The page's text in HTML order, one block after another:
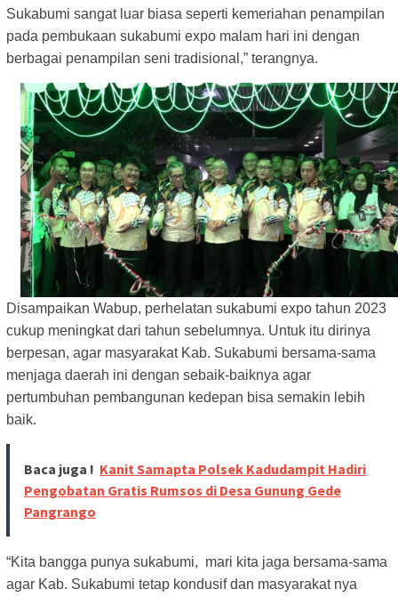
Sukabumi sangat luar biasa seperti kemeriahan penampilan
pada pembukaan sukabumi expo malam hari ini dengan
berbagai penampilan seni tradisional,” terangnya.
Disampaikan Wabup, perhelatan sukabumi expo tahun 2023
cukup meningkat dari tahun sebelumnya. Untuk itu dirinya
berpesan, agar masyarakat Kab. Sukabumi bersama-sama
menjaga daerah ini dengan sebaik-baiknya agar
pertumbuhan pembangunan kedepan bisa semakin lebih
baik.
Baca juga ! Kanit Samapta Polsek Kadudampit Hadiri
Pengobatan Gratis Rumsos di Desa Gunung Gede
Pangrango
“Kita bangga punya sukabumi, mari kita jaga bersama-sama
agar Kab. Sukabumi tetap kondusif dan masyarakat nya